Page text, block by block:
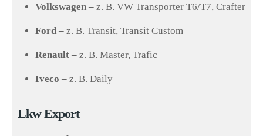
Volkswagen – z. B. VW Transporter T6/T7, Crafter
Ford – z. B. Transit, Transit Custom
Renault – z. B. Master, Trafic
Iveco – z. B. Daily
Lkw Export